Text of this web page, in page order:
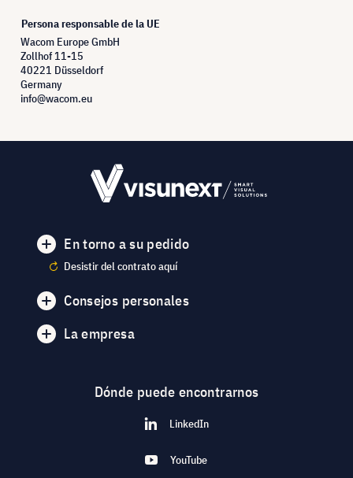
Persona responsable de la UE
Wacom Europe GmbH
Zollhof 11-15
40221 Düsseldorf
Germany
info@wacom.eu
En torno a su pedido
Desistir del contrato aquí
Consejos personales
La empresa
Dónde puede encontrarnos
LinkedIn
YouTube